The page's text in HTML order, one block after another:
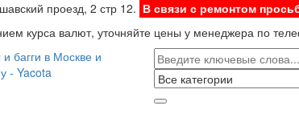
проезд, 2 стр 12. В связи с ремонтом
курса валют, уточняйте цены у менеджера по